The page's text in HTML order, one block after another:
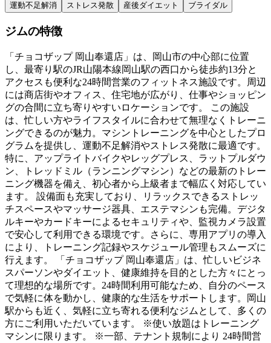
運動不足解消
ストレス発散 産後ダイエット ブライダル
ジムの特徴
「チョコザップ 岡山奉還店」は、岡山市の中心部に位置
し、最寄り駅のJR山陽本線岡山駅の西口から徒歩約13分と
アクセスも便利な24時間営業のフィットネス施設です。周辺
には商店街やオフィス、住宅地が広がり、仕事やショッピン
グの合間に立ち寄りやすいロケーションです。 この施設
は、忙しい方やライフスタイルに合わせて無理なくトレーニ
ングできるのが魅力。マシントレーニングを中心としたプロ
グラムを提供し、運動不足解消やストレス発散に最適です。
特に、アップライトバイクやレッグプレス、ラットプルダウ
ン、トレッドミル（ランニングマシン）などの最新のトレー
ニング機器を備え、初心者から上級者まで幅広く対応してい
ます。 設備面も充実しており、リラックスできるストレッ
チスペースやマッサージ器具、エステマシンも完備。デジタ
ルキーやカードキーによるセキュリティや、監視カメラ設置
で安心して利用できる環境です。さらに、専用アプリの導入
により、トレーニング記録やスケジュール管理もスムーズに
行えます。 「チョコザップ 岡山奉還店」は、忙しいビジネ
スパーソンやダイエット、健康維持を目的とした方々にとっ
て理想的な場所です。24時間利用可能なため、自分のペース
で気軽に体を動かし、健康的な生活をサポートします。岡山
駅からも近く、気軽に立ち寄れる便利なジムとして、多くの
方にご利用いただいています。 ※使い放題はトレーニング
マシンに限ります。 ※一部、テナント規制により 24時間営